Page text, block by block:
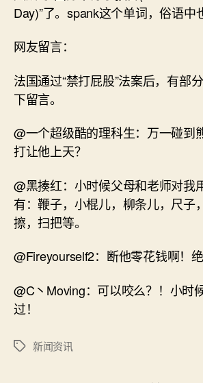
Day)”了。spank这个单词，俗语中
网友留言：
法国通过“禁打屁股”法案后，有部
下留言。
@一个超级酷的理科生：万一碰到
打让他上天？
@黑揍红：小时候父母和老师对我
有：鞭子，小棍儿，柳条儿，尺子
擦，扫把等。
@Fireyourself2：断他零花钱啊！
@C丶Moving：可以咬么？！小时
过！
标
新闻资讯